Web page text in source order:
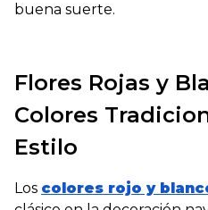
buena suerte.
Flores Rojas y
Colores
Estilo
Los colores rojo y